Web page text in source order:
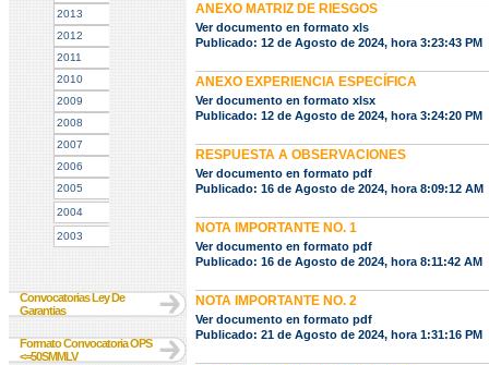
2013
2012
2011
2010
2009
2008
2007
2006
2005
2004
2003
Convocatorias Ley De
Garantias
Formato Convocatoria OPS
<=50SMMLV
ANEXO MATRIZ DE RIESGOS
Ver documento en formato xls
Publicado: 12 de Agosto de 2024, hora 3:23:43 PM
ANEXO EXPERIENCIA ESPECÍFICA
Ver documento en formato xlsx
Publicado: 12 de Agosto de 2024, hora 3:24:20 PM
RESPUESTA A OBSERVACIONES
Ver documento en formato pdf
Publicado: 16 de Agosto de 2024, hora 8:09:12 AM
NOTA IMPORTANTE NO. 1
Ver documento en formato pdf
Publicado: 16 de Agosto de 2024, hora 8:11:42 AM
NOTA IMPORTANTE NO. 2
Ver documento en formato pdf
Publicado: 21 de Agosto de 2024, hora 1:31:16 PM